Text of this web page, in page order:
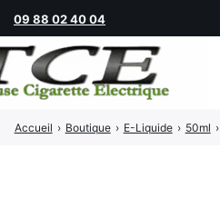
Accueil › Boutique › E-Liquide › 50ml ›
09 88 02 40 04
: